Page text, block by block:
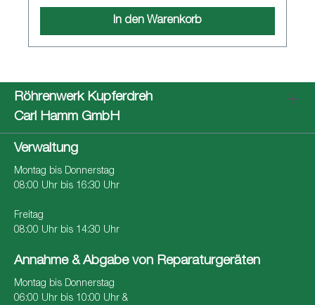
In den Warenkorb
Röhrenwerk Kupferdreh
Carl Hamm GmbH
Verwaltung
Montag bis Donnerstag
08:00 Uhr bis 16:30 Uhr
Freitag
08:00 Uhr bis 14:30 Uhr
Annahme & Abgabe von Reparaturgeräten
Montag bis Donnerstag
06:00 Uhr bis 10:00 Uhr &